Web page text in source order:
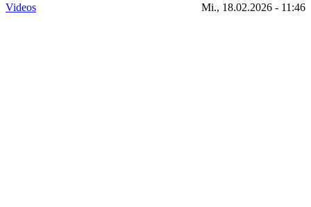
Videos Mi., 18.02.2026 - 11:46